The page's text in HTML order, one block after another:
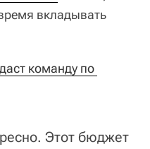
вкладывать
команду по
Этот бюджет